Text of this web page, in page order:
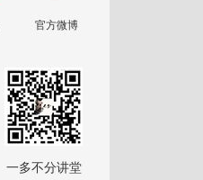
官方微博
一多不分讲堂